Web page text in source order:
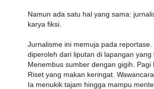
Namun ada satu hal yang sama:
karya fiksi.
Jurnalisme ini memuja pada reportase.
diperoleh dari liputan di lapangan yang
Menembus sumber dengan gigih. Pagi
Riset yang makan keringat.
Ia menukik tajam hingga mampu